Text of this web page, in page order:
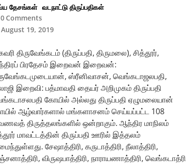
தேசங்கள் வடநாட்டு திருப்பதிகள்
0 Comments
August 19, 2019
திருவேங்கடம் (திருப்பதி, திருமலை), சித்தூர்,
பிரதேசம் இறைவன் இறைவன்:
ஸ்ரீனிவாசன், வெங்கடாஜலபதி,
இறைவி: பத்மாவதி தையர் அறிமுகம் திருப்பதி
கோயில் அல்லது திருப்பதி ஏழுமலையான்
ஆழ்வார்களால் மங்களாசனம் செய்யப்பட்ட 108
திருத்தலங்களில் ஒன்றாகும். ஆந்திர மாநிலம்
மாவட்டத்தின் திருப்பதி ஊரில் இத்தலம்
சேஷாத்திரி, கருடாத்திரி, நீலாத்திரி,
விருஷபாத்திரி, நாராயணாத்திரி, வெங்கடாத்ரி